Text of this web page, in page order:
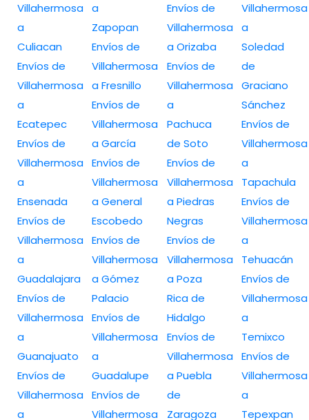
Villahermosa
a
Culiacan
Envíos de
Villahermosa
a
Ecatepec
Envíos de
Villahermosa
a
Ensenada
Envíos de
Villahermosa
a
Guadalajara
Envíos de
Villahermosa
a
Guanajuato
Envíos de
Villahermosa
a
a
Zapopan
Envíos de
Villahermosa
a Fresnillo
Envíos de
Villahermosa
a García
Envíos de
Villahermosa
a General
Escobedo
Envíos de
Villahermosa
a Gómez
Palacio
Envíos de
Villahermosa
a
Guadalupe
Envíos de
Villahermosa
Envíos de
Villahermosa
a Orizaba
Envíos de
Villahermosa
a
Pachuca
de Soto
Envíos de
Villahermosa
a Piedras
Negras
Envíos de
Villahermosa
a Poza
Rica de
Hidalgo
Envíos de
Villahermosa
a Puebla
de
Zaragoza
Villahermosa
a
Soledad
de
Graciano
Sánchez
Envíos de
Villahermosa
a
Tapachula
Envíos de
Villahermosa
a
Tehuacán
Envíos de
Villahermosa
a
Temixco
Envíos de
Villahermosa
a
Tepexpan